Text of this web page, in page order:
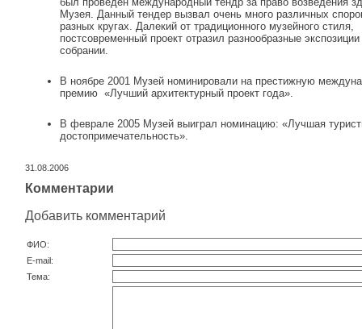
Музея. Данный тендер вызвал очень много различных
разных кругах. Далекий от традиционного музейного стиля,
постсовременный проект отразил разнообразные
собрании.
В ноябре 2001 Музей номинировали на престижную
премию «Лучший архитектурный проект года».
В феврале 2005 Музей выиграл номинацию: «Лучшая
достопримечательность».
31.08.2006
Комментарии
Добавить комментарий
ФИО:
E-mail:
Тема: